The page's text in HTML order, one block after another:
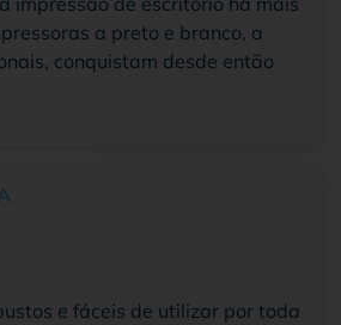
a preto e branco, a
conquistam desde então
e fáceis de utilizar por toda